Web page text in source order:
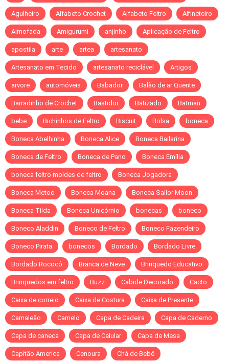
Agulheiro Alfabeto Crochet Alfabeto Feltro Alfineteiro
Almofada Amigurumi anjinho Aplicação de Feltro
apostila arte artea artesanato
Artesanato em Tecido artesanato reciclável Artigos
arvore automóveis Babador Balão de ar Quente
Barradinho de Crochet Bastidor Batizado Batman
bebe Bichinhos de Feltro Biscuit Bolsa boneca
Boneca Abelhinha Boneca Alice Boneca Bailarina
Boneca de Feltro Boneca de Pano Boneca Emília
boneca feltro moldes de feltro Boneca Jogadora
Boneca Metoo Boneca Moana Boneca Sailor Moon
Boneca Tilda Boneca Unicórnio bonecas boneco
Boneco Aladdin Boneco de Feltro Boneco Fazendeiro
Boneco Pirata bonecos Bordado Bordado Livre
Bordado Rococó Branca de Neve Brinquedo Educativo
Brinquedos em feltro Buzz Cabide Decorado Cacto
Caixa de correio Caixa de Costura Caixa de Presente
Camaleão Camelo Capa de Cadeira Capa de Caderno
Capa de caneca Capa de Celular Capa de Mesa
Capitão America Cenoura Chá de Bebê